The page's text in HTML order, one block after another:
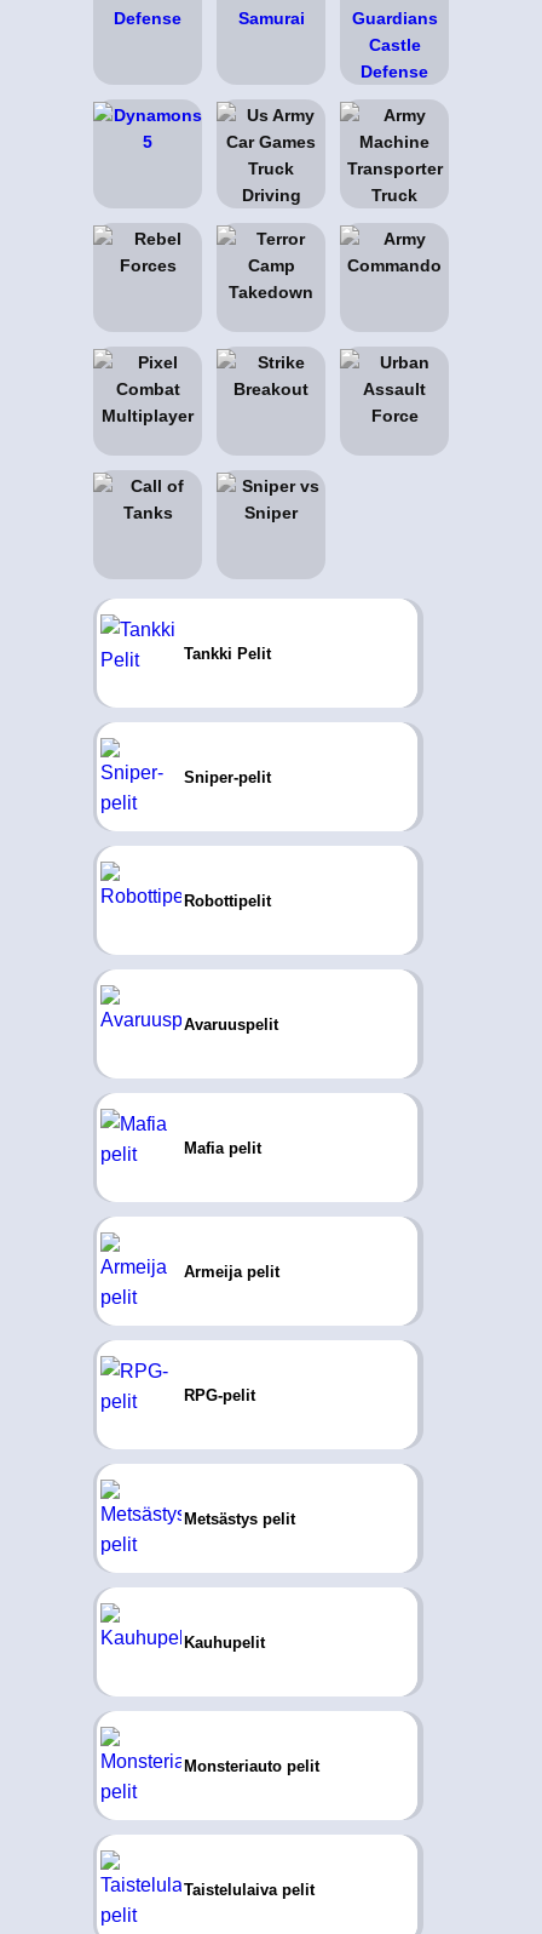
Tankki Pelit
Sniper-pelit
Robottipelit
Avaruuspelit
Mafia pelit
Armeija pelit
RPG-pelit
Metsästys pelit
Kauhupelit
Monsteriauto pelit
Taistelulaiva pelit